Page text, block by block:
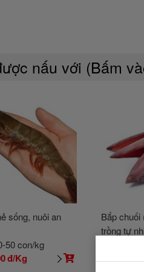
nấu với (Bấm
sống, nuôi an
50 con/kg
đ/Kg
Bắp chuối
trồng tự
35.000đ/